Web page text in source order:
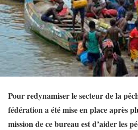
Pour redynamiser le secteur de la
fédération a été mise en place après
mission de ce bureau est d’aider les